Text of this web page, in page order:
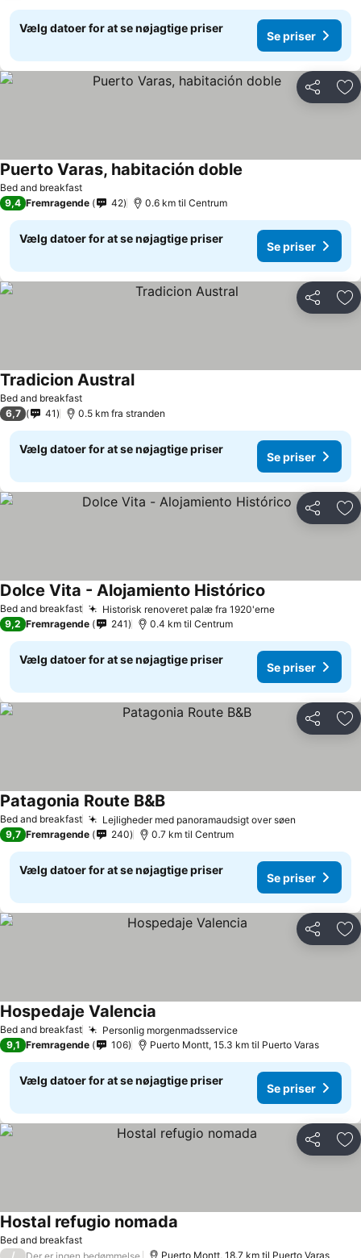
Vælg datoer for at se nøjagtige priser
Se priser
Del
Bed and breakfast
Puerto Varas, habitación doble
9,4 Fremragende 42 0.6 km til Centrum
Vælg datoer for at se nøjagtige priser
Se priser
Del
Bed and breakfast
Tradicion Austral
6,7 41 0.5 km fra stranden
Vælg datoer for at se nøjagtige priser
Se priser
Del
Bed and breakfast Historisk renoveret palæ fra 1920'erne
Dolce Vita - Alojamiento Histórico
9,2 Fremragende 241 0.4 km til Centrum
Vælg datoer for at se nøjagtige priser
Se priser
Del
Bed and breakfast Lejligheder med panoramaudsigt over søen
Patagonia Route B&B
9,7 Fremragende 240 0.7 km til Centrum
Vælg datoer for at se nøjagtige priser
Se priser
Del
Bed and breakfast Personlig morgenmadsservice
Hospedaje Valencia
9,1 Fremragende 106 Puerto Montt, 15.3 km til Puerto Varas
Vælg datoer for at se nøjagtige priser
Se priser
Del
Bed and breakfast
Hostal refugio nomada
/ Der er ingen bedømmelse Puerto Montt, 18.7 km til Puerto Varas